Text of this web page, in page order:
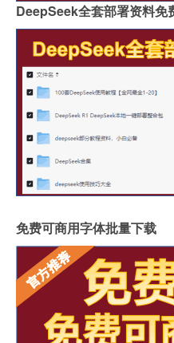
DeepSeek全套部署资料免
免费可商用字体批量下载